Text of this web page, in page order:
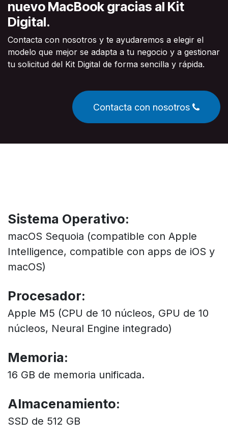
nuevo MacBook gracias al Kit
Digital.
Contacta con nosotros y te ayudaremos a elegir el
modelo que mejor se adapta a tu negocio y a gestionar
tu solicitud del Kit Digital de forma sencilla y rápida.
Contacta con nosotros
Sistema Operativo:
macOS Sequoia (compatible con Apple
Intelligence, compatible con apps de iOS y
macOS)
Procesador:
Apple M5 (CPU de 10 núcleos, GPU de 10
núcleos, Neural Engine integrado)
Memoria:
16 GB de memoria unificada.
Almacenamiento:
SSD de 512 GB